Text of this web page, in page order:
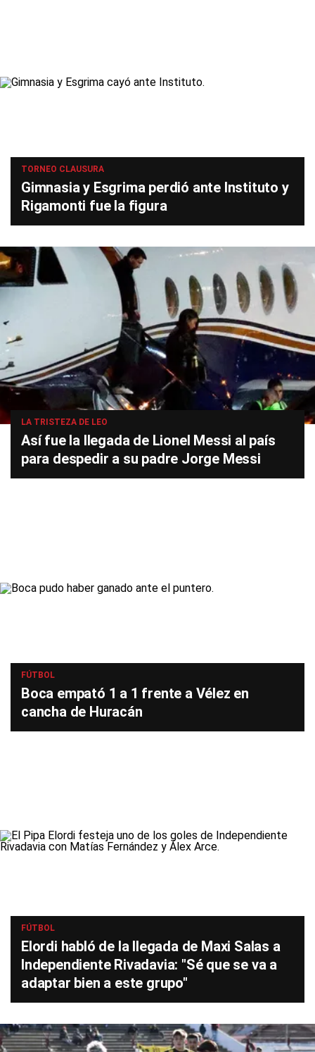
TORNEO CLAUSURA
Gimnasia y Esgrima perdió ante Instituto y
Rigamonti fue la figura
LA TRISTEZA DE LEO
Así fue la llegada de Lionel Messi al país
para despedir a su padre Jorge Messi
FÚTBOL
Boca empató 1 a 1 frente a Vélez en
cancha de Huracán
FÚTBOL
Elordi habló de la llegada de Maxi Salas a
Independiente Rivadavia: "Sé que se va a
adaptar bien a este grupo"